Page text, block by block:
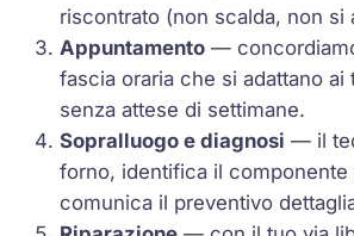
riscontrato (non scalda, non
Appuntamento —
fascia oraria che si adattano ai
senza attese di settimane.
Sopralluogo e diagnosi — il
forno, identifica il componente
comunica il preventivo